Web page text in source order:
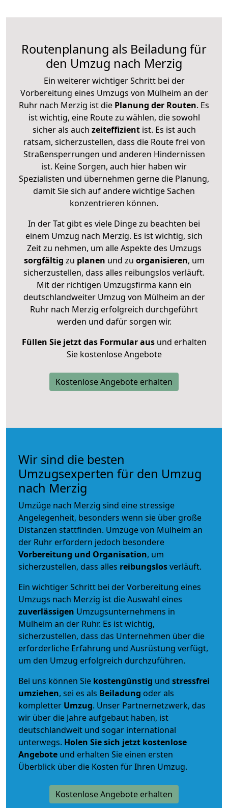
Routenplanung als Beiladung für
den Umzug nach Merzig
Ein weiterer wichtiger Schritt bei der
Vorbereitung eines Umzugs von Mülheim an der
Ruhr nach Merzig ist die Planung der Routen. Es
ist wichtig, eine Route zu wählen, die sowohl
sicher als auch zeiteffizientist. Es ist auch
ratsam, sicherzustellen, dass die Route frei von
Straßensperrungen und anderen Hindernissen
ist. Keine Sorgen, auch hier haben wir
Spezialisten und übernehmen gerne die Planung,
damit Sie sich auf andere wichtige Sachen
konzentrieren können.
In der Tat gibt es viele Dinge zu beachten bei
einem Umzug nach Merzig. Es ist wichtig, sich
Zeit zu nehmen, um alle Aspekte des Umzugs
sorgfältig zu planen und zu organisieren, um
sicherzustellen, dass alles reibungslos verläuft.
Mit der richtigen Umzugsfirma kann ein
deutschlandweiter Umzug von Mülheim an der
Ruhr nach Merzig erfolgreich durchgeführt
werden und dafür sorgen wir.
Füllen Sie jetzt das Formular ausund erhalten
Sie kostenlose Angebote
Kostenlose Angebote erhalten
Wir sind die besten
Umzugsexperten für den Umzug
nach Merzig
Umzüge nach Merzig sind eine stressige
Angelegenheit, besonders wenn sie über große
Distanzen stattfinden. Umzüge von Mülheim an
der Ruhr erfordern jedoch besondere
Vorbereitung und Organisation, um
sicherzustellen, dass alles reibungslosverläuft.
Ein wichtiger Schritt bei der Vorbereitung eines
Umzugs nach Merzig ist die Auswahl eines
zuverlässigen Umzugsunternehmens in
Mülheim an der Ruhr. Es ist wichtig,
sicherzustellen, dass das Unternehmen über die
erforderliche Erfahrung und Ausrüstung verfügt,
um den Umzug erfolgreich durchzuführen.
Bei uns können Sie kostengünstig und stressfrei
umziehen, sei es als Beiladung oder als
kompletter Umzug. Unser Partnernetzwerk, das
wir über die Jahre aufgebaut haben, ist
deutschlandweit und sogar international
unterwegs. Holen Sie sich jetzt kostenlose
Angebote und erhalten Sie einen ersten
Überblick über die Kosten für Ihren Umzug.
Kostenlose Angebote erhalten